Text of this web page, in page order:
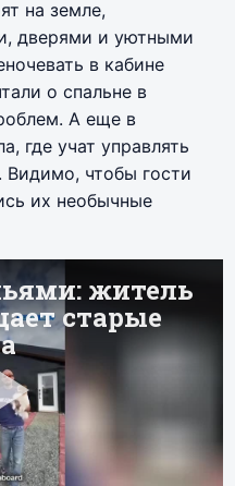
на земле,
дверями и уютными
в кабине
о спальне в
А еще в
где учат управлять
чтобы гости
их необычные